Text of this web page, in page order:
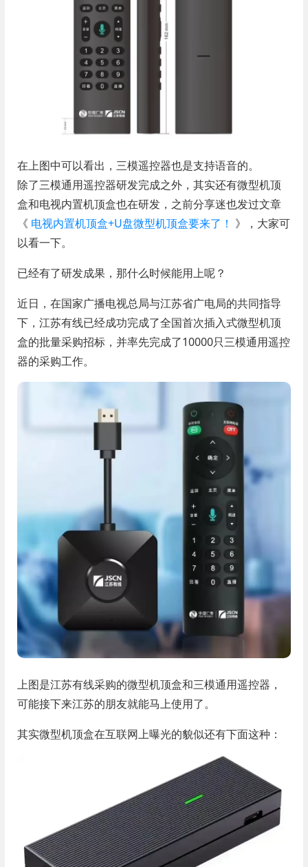
在上图中可以看出，三模遥控器也是支持语音的。
除了三模通用遥控器研发完成之外，其实还有微型机顶
盒和电视内置机顶盒也在研发，之前分享迷也发过文章
《 电视内置机顶盒+U盘微型机顶盒要来了！ 》，大家可
以看一下。
已经有了研发成果，那什么时候能用上呢？
近日，在国家广播电视总局与江苏省广电局的共同指导
下，江苏有线已经成功完成了全国首次插入式微型机顶
盒的批量采购招标，并率先完成了10000只三模通用遥控
器的采购工作。
上图是江苏有线采购的微型机顶盒和三模通用遥控器，
可能接下来江苏的朋友就能马上使用了。
其实微型机顶盒在互联网上曝光的貌似还有下面这种：